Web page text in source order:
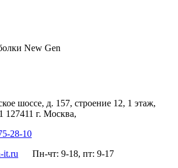
New Gen
шоссе, д. 157, строение 12, 1 этаж,
127411 г. Москва,
28-10
it.ru
Пн-чт: 9-18, пт: 9-17